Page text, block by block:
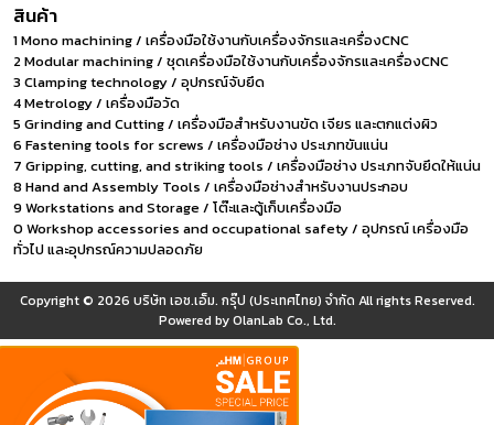
สินค้า
1 Mono machining / เครื่องมือใช้งานกับเครื่องจักรและเครื่องCNC
2 Modular machining / ชุดเครื่องมือใช้งานกับเครื่องจักรและเครื่องCNC
3 Clamping technology / อุปกรณ์จับยึด
4 Metrology / เครื่องมือวัด
5 Grinding and Cutting / เครื่องมือสำหรับงานขัด เจียร และตกแต่งผิว
6 Fastening tools for screws / เครื่องมือช่าง ประเภทขันแน่น
7 Gripping, cutting, and striking tools / เครื่องมือช่าง ประเภทจับยึดให้แน่น
8 Hand and Assembly Tools / เครื่องมือช่างสำหรับงานประกอบ
9 Workstations and Storage / โต๊ะและตู้เก็บเครื่องมือ
0 Workshop accessories and occupational safety / อุปกรณ์ เครื่องมือ
ทั่วไป และอุปกรณ์ความปลอดภัย
Copyright © 2026 บริษัท เอช.เอ็ม. กรุ๊ป (ประเทศไทย) จำกัด All rights Reserved.
Powered byOlanLab Co., Ltd.